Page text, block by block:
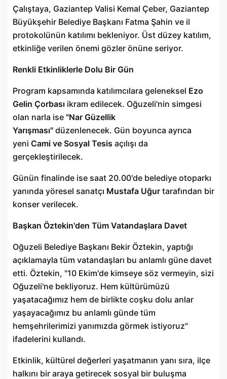
Çalıştaya, Gaziantep Valisi Kemal Çeber, Gaziantep
Büyükşehir Belediye Başkanı Fatma Şahin ve il
protokolünün katılımı bekleniyor. Üst düzey katılım,
etkinliğe verilen önemi gözler önüne seriyor.
Renkli Etkinliklerle Dolu Bir Gün
Program kapsamında katılımcılara geleneksel Ezo
Gelin Çorbası ikram edilecek. Oğuzeli'nin simgesi
olan narla ise "Nar Güzellik
Yarışması" düzenlenecek. Gün boyunca ayrıca
yeni Cami ve Sosyal Tesis açılışı da
gerçekleştirilecek.
Günün finalinde ise saat 20.00'de belediye otoparkı
yanında yöresel sanatçı Mustafa Uğur tarafından bir
konser verilecek.
Başkan Öztekin'den Tüm Vatandaşlara Davet
Oğuzeli Belediye Başkanı Bekir Öztekin, yaptığı
açıklamayla tüm vatandaşları bu anlamlı güne davet
etti. Öztekin, "10 Ekim'de kimseye söz vermeyin, sizi
Oğuzeli'ne bekliyoruz. Hem kültürümüzü
yaşatacağımız hem de birlikte coşku dolu anlar
yaşayacağımız bu anlamlı günde tüm
hemşehrilerimizi yanımızda görmek istiyoruz"
ifadelerini kullandı.
Etkinlik, kültürel değerleri yaşatmanın yanı sıra, ilçe
halkını bir araya getirecek sosyal bir buluşma